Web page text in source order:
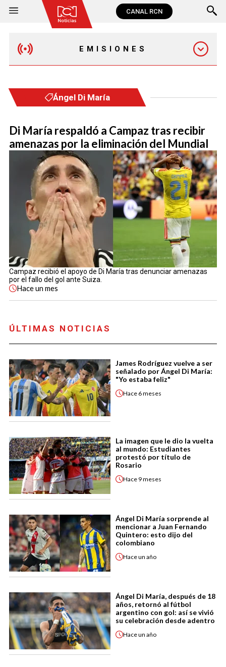
CANAL RCN
EMISIONES
EMISIÓN 7:00 PM
EMISIÓN 11:30 PM
Ángel Di María
Di María respaldó a Campaz tras recibir
amenazas por la eliminación del Mundial
Campaz recibió el apoyo de Di María tras denunciar amenazas
por el fallo del gol ante Suiza.
Haceun mes
ÚLTIMAS NOTICIAS
James Rodríguez vuelve a ser
señalado por Ángel Di María:
"Yo estaba feliz"
Hace 6 meses
La imagen que le dio la vuelta
al mundo: Estudiantes
protestó por título de
Rosario
Hace 9 meses
Ángel Di María sorprende al
mencionar a Juan Fernando
Quintero: esto dijo del
colombiano
Haceun año
Ángel Di María, después de 18
años, retornó al fútbol
argentino con gol: así se vivió
su celebración desde adentro
Haceun año